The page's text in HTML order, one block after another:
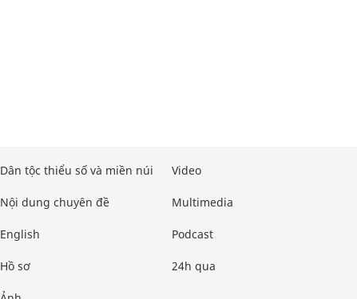
Dân tộc thiểu số và miền núi
Nội dung chuyên đề
English
Hồ sơ
Video
Multimedia
Podcast
24h qua